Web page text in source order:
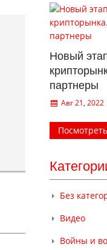
Новый
партнеры
Авг 21, 2022
Без
Видео
Войны и